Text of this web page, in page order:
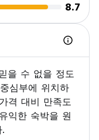
8.7
을 수 없을 정도
심부에 위치하
격 대비 만족도
익한 숙박을 원